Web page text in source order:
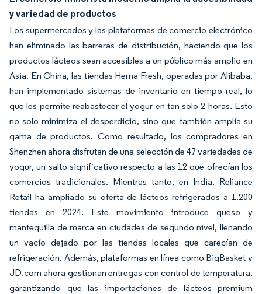
y variedad de productos
Los supermercados y las plataformas de comercio electrónico
han eliminado las barreras de distribución, haciendo que los
productos lácteos sean accesibles a un público más amplio en
Asia. En China, las tiendas Hema Fresh, operadas por Alibaba,
han implementado sistemas de inventario en tiempo real, lo
que les permite reabastecer el yogur en tan solo 2 horas. Esto
no solo minimiza el desperdicio, sino que también amplía su
gama de productos. Como resultado, los compradores en
Shenzhen ahora disfrutan de una selección de 47 variedades de
yogur, un salto significativo respecto a las 12 que ofrecían los
comercios tradicionales. Mientras tanto, en India, Reliance
Retail ha ampliado su oferta de lácteos refrigerados a 1.200
tiendas en 2024. Este movimiento introduce queso y
mantequilla de marca en ciudades de segundo nivel, llenando
un vacío dejado por las tiendas locales que carecían de
refrigeración. Además, plataformas en línea como BigBasket y
JD.com ahora gestionan entregas con control de temperatura,
garantizando que las importaciones de lácteos premium